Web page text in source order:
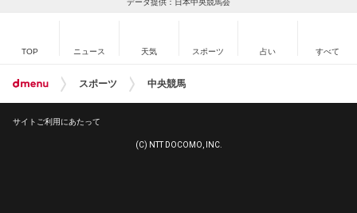
データ提供：日本中央競馬会
TOP ニュース 天気 スポーツ 占い すべて
スポーツ 中央競馬
サイトご利用にあたって
(C) NTT DOCOMO, INC.